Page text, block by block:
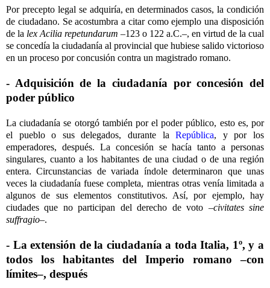
Por precepto legal se adquiría, en determinados casos, la condición
de ciudadano. Se acostumbra a citar como ejemplo una disposición
de la lex Acilia repetundarum –123 o 122 a.C.–, en virtud de la cual
se concedía la ciudadanía al provincial que hubiese salido victorioso
en un proceso por concusión contra un magistrado romano.
- Adquisición de la ciudadanía por concesión del
poder público
La ciudadanía se otorgó también por el poder público, esto es, por
el pueblo o sus delegados, durante laRepública, y por los
emperadores, después. La concesión se hacía tanto a personas
singulares, cuanto a los habitantes de una ciudad o de una región
entera. Circunstancias de variada índole determinaron que unas
veces la ciudadanía fuese completa, mientras otras venía limitada a
algunos de sus elementos constitutivos. Así, por ejemplo, hay
ciudades que no participan del derecho de voto –civitates sine
suffragio–.
- La extensión de la ciudadanía a toda Italia, 1º, y a
todos los habitantes del Imperio romano –con
límites–, después